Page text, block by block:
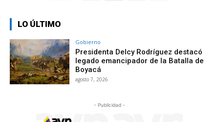
LO ÚLTIMO
Gobierno
Presidenta Delcy Rodríguez destacó
legado emancipador de la Batalla de
Boyacá
agosto 7, 2026
- Publicidad -